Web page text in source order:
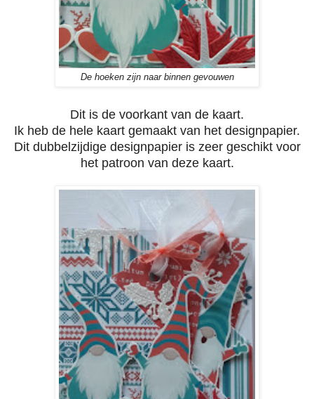
De hoeken zijn naar binnen gevouwen
Dit is de voorkant van de kaart.
Ik heb de hele kaart gemaakt van het designpapier.
Dit dubbelzijdige designpapier is zeer geschikt voor
het patroon van deze kaart.